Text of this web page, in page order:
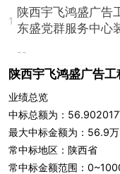
1
陕西宇飞鸿盛广告
东盛党群服务中心
--
陕西宇飞鸿盛广告
业绩总览
中标总额为：
最大中标金额为：56.9万
常中标地区：陕西省
常中标金额范围：